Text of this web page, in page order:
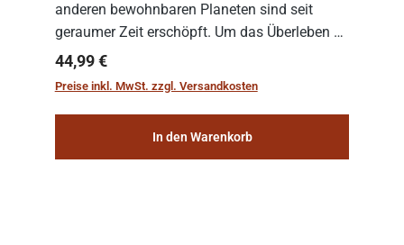
anderen bewohnbaren Planeten sind seit
geraumer Zeit erschöpft. Um das Überleben zu
sichern, wurden die sogenannten
„Weltenschiffe“ gebaut. Auf diesen
Regulärer Preis:
44,99 €
Preise inkl. MwSt. zzgl. Versandkosten
In den Warenkorb